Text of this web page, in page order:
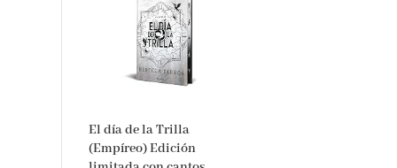
El día de la Trilla
(Empíreo) Edición
limitada con cantos